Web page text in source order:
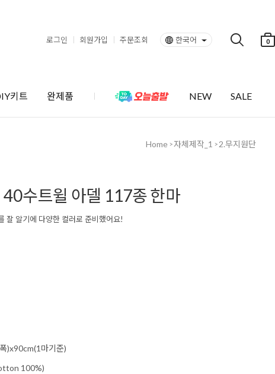
로그인 회원가입 주문조회 한국어 0
키트 완제품 NEW SALE
Home >자체제작_1 > 2.무지원단
40수트윌 아델 117종 한마
잘 알기에 다양한 컬러로 준비했어요!
)x90cm(1마기준)
100%)